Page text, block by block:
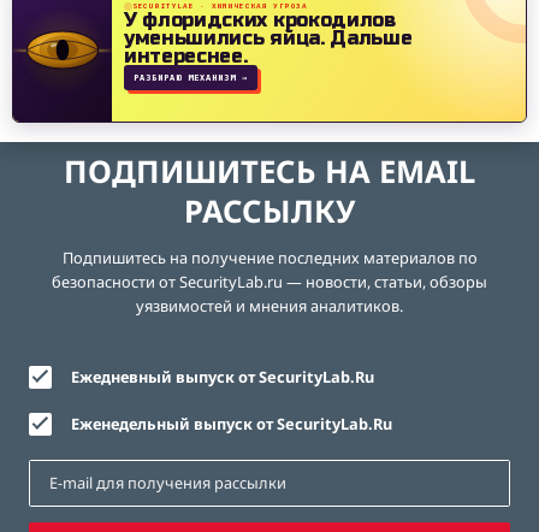
SECURITYLAB · ХИМИЧЕСКАЯ УГРОЗА
У флоридских крокодилов
уменьшились яйца.Дальше
интереснее.
РАЗБИРАЮ МЕХАНИЗМ →
ПОДПИШИТЕСЬ НА EMAIL
РАССЫЛКУ
Подпишитесь на получение последних материалов по
безопасности от SecurityLab.ru — новости, статьи, обзоры
уязвимостей и мнения аналитиков.
Ежедневный выпуск от SecurityLab.Ru
Еженедельный выпуск от SecurityLab.Ru